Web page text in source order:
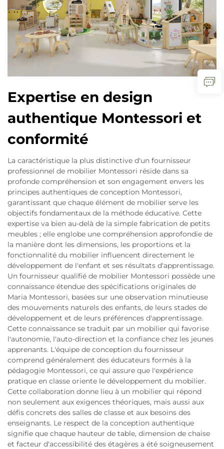
Expertise en design
authentique Montessori et
conformité
La caractéristique la plus distinctive d'un fournisseur
professionnel de mobilier Montessori réside dans sa
profonde compréhension et son engagement envers les
principes authentiques de conception Montessori,
garantissant que chaque élément de mobilier serve les
objectifs fondamentaux de la méthode éducative. Cette
expertise va bien au-delà de la simple fabrication de petits
meubles ; elle englobe une compréhension approfondie de
la manière dont les dimensions, les proportions et la
fonctionnalité du mobilier influencent directement le
développement de l'enfant et ses résultats d'apprentissage.
Un fournisseur qualifié de mobilier Montessori possède une
connaissance étendue des spécifications originales de
Maria Montessori, basées sur une observation minutieuse
des mouvements naturels des enfants, de leurs stades de
développement et de leurs préférences d'apprentissage.
Cette connaissance se traduit par un mobilier qui favorise
l'autonomie, l'auto-direction et la confiance chez les jeunes
apprenants. L'équipe de conception du fournisseur
comprend généralement des éducateurs formés à la
pédagogie Montessori, ce qui assure que l'expérience
pratique en classe oriente le développement du mobilier.
Cette collaboration donne lieu à un mobilier qui répond
non seulement aux exigences théoriques, mais aussi aux
défis concrets des salles de classe et aux besoins des
enseignants. Le respect de la conception authentique
signifie que chaque hauteur de table, dimension de chaise
et facteur d'accessibilité des étagères a été soigneusement